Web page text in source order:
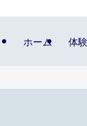
ホーム 体